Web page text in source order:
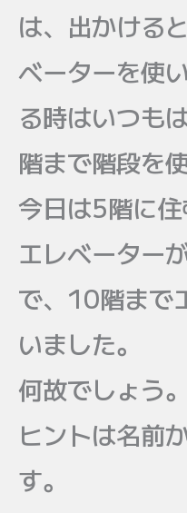
は、出かける
ベーターを使
る時はいつも
階まで階段を
今日は5階に
エレベーター
で、10階まで
いました。
何故でしょう。
ヒントは名前
す。